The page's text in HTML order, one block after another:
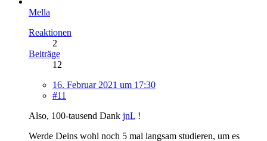
Mella
Reaktionen
2
Beiträge
12
16. Februar 2021 um 17:30
#11
Also, 100-tausend Dank jnL !
Werde Deins wohl noch 5 mal langsam studieren, um es